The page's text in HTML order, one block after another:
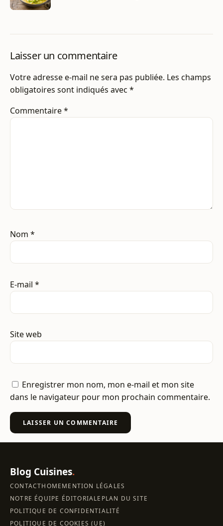
Laisser un commentaire
Votre adresse e-mail ne sera pas publiée. Les champs
obligatoires sont indiqués avec *
Commentaire*
Nom *
E-mail *
Site web
Enregistrer mon nom, mon e-mail et mon site
dans le navigateur pour mon prochain commentaire.
Blog Cuisines.
CONTACTHOMEMENTION LÉGALES
NOTRE ÉQUIPE ÉDITORIALE PLAN DU SITE
POLITIQUE DE CONFIDENTIALITÉ
POLITIQUE DE COOKIES (UE)